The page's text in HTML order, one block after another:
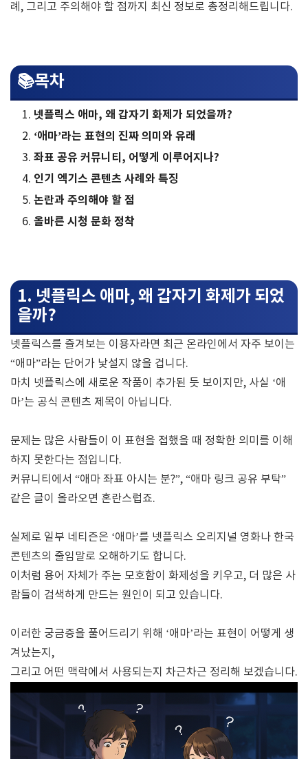
례, 그리고 주의해야 할 점까지 최신 정보로 총정리해드립니다.
📚목차
넷플릭스 애마, 왜 갑자기 화제가 되었을까?
‘애마’라는 표현의 진짜 의미와 유래
좌표 공유 커뮤니티, 어떻게 이루어지나?
인기 엑기스 콘텐츠 사례와 특징
논란과 주의해야 할 점
올바른 시청 문화 정착
1. 넷플릭스 애마, 왜 갑자기 화제가 되었
을까?
넷플릭스를 즐겨보는 이용자라면 최근 온라인에서 자주 보이는
“애마”라는 단어가 낯설지 않을 겁니다.
마치 넷플릭스에 새로운 작품이 추가된 듯 보이지만, 사실 ‘애
마’는 공식 콘텐츠 제목이 아닙니다.
문제는 많은 사람들이 이 표현을 접했을 때 정확한 의미를 이해
하지 못한다는 점입니다.
커뮤니티에서 “애마 좌표 아시는 분?”, “애마 링크 공유 부탁”
같은 글이 올라오면 혼란스럽죠.
실제로 일부 네티즌은 ‘애마’를 넷플릭스 오리지널 영화나 한국
콘텐츠의 줄임말로 오해하기도 합니다.
이처럼 용어 자체가 주는 모호함이 화제성을 키우고, 더 많은 사
람들이 검색하게 만드는 원인이 되고 있습니다.
이러한 궁금증을 풀어드리기 위해 ‘애마’라는 표현이 어떻게 생
겨났는지,
그리고 어떤 맥락에서 사용되는지 차근차근 정리해 보겠습니다.